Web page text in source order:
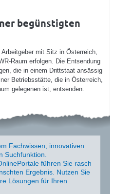
begünstigten
mit Sitz in Österreich,
Raum erfolgen. Die Entsendung
die in einem Drittstaat ansässig
Betriebsstätte, die in Österreich,
gelegenen ist, entsenden.
Fachwissen, innovativen
Suchfunktion.
führen Sie rasch
Ergebnis. Nutzen Sie
Lösungen für Ihren